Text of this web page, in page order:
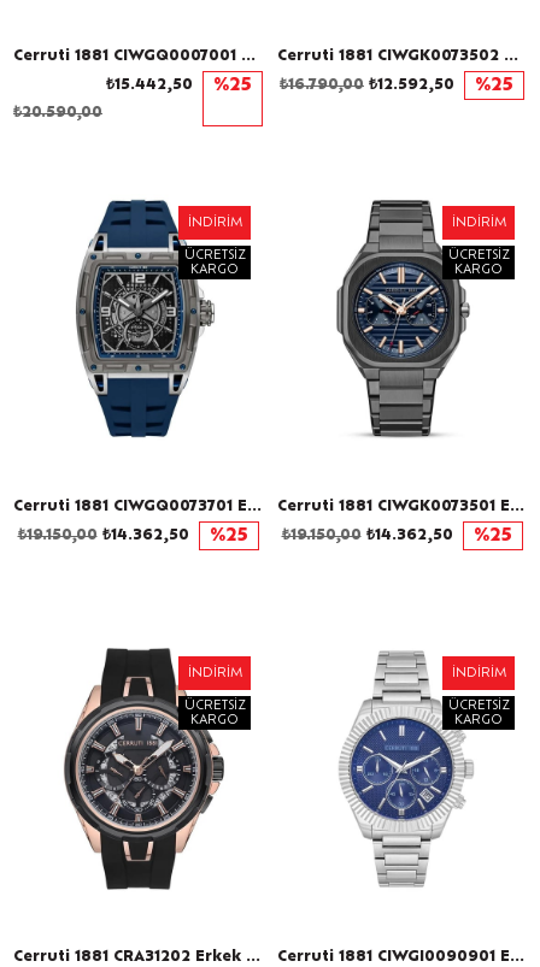
Cerruti 1881 CIWGQ0007001 Erkek Kol Saati
₺15.442,50
₺20.590,00
%25
Cerruti 1881 CIWGK0073502 Erkek Kol Saati
₺12.592,50
₺16.790,00 %25
Cerruti 1881 CIWGQ0073701 Erkek Kol Saati
İNDIRIM
ÜCRETSIZ
KARGO
₺14.362,50
₺19.150,00 %25
Cerruti 1881 CIWGK0073501 Erkek Kol Saati
İNDIRIM
ÜCRETSIZ
KARGO
₺14.362,50
₺19.150,00 %25
Cerruti 1881 CRA31202 Erkek Kol Saati
İNDIRIM
ÜCRETSIZ
KARGO
Cerruti 1881 CIWGI0090901 Erkek Kol Saati
İNDIRIM
ÜCRETSIZ
KARGO